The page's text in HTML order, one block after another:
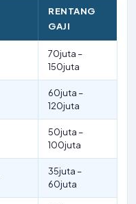
RENTANG
GAJI
70juta –
150juta
60juta –
120juta
50juta –
100juta
35juta –
60juta